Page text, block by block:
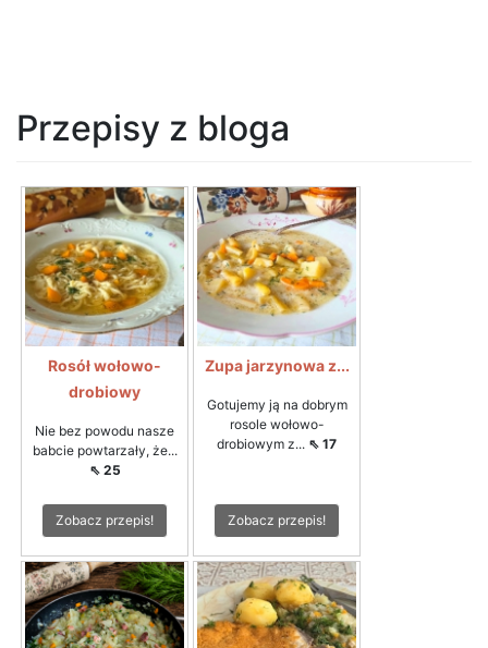
Przepisy z bloga
Rosół wołowo-
drobiowy
Nie bez powodu nasze
babcie powtarzały, że...
⇖ 25
Zobacz przepis!
Zupa jarzynowa z...
Gotujemy ją na dobrym
rosole wołowo-
drobiowym z... ⇖ 17
Zobacz przepis!